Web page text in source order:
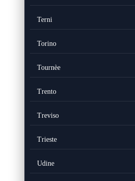
Terni
Torino
Tournèe
Trento
Treviso
Trieste
Udine